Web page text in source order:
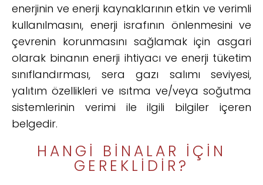
enerjinin ve enerji kaynaklarının etkin ve verimli
kullanılmasını, enerji israfının önlenmesini ve
çevrenin korunmasını sağlamak için asgari
olarak binanın enerji ihtiyacı ve enerji tüketim
sınıflandırması, sera gazı salımı seviyesi,
yalıtım özellikleri ve ısıtma ve/veya soğutma
sistemlerinin verimi ile ilgili bilgiler içeren
belgedir.
HANGI BINALAR IÇIN
GEREKLIDIR?